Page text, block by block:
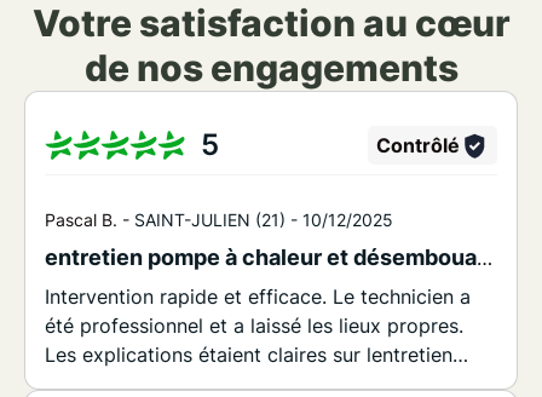
Votre satisfaction au cœur
de nos engagements
5 Contrôlé
Pascal B. - SAINT-JULIEN (21) - 10/12/2025
entretien pompe à chaleur et désembouage circuit plancher chauffant
Intervention rapide et efficace. Le technicien a
été professionnel et a laissé les lieux propres.
Les explications étaient claires sur lentretien
réalisé .